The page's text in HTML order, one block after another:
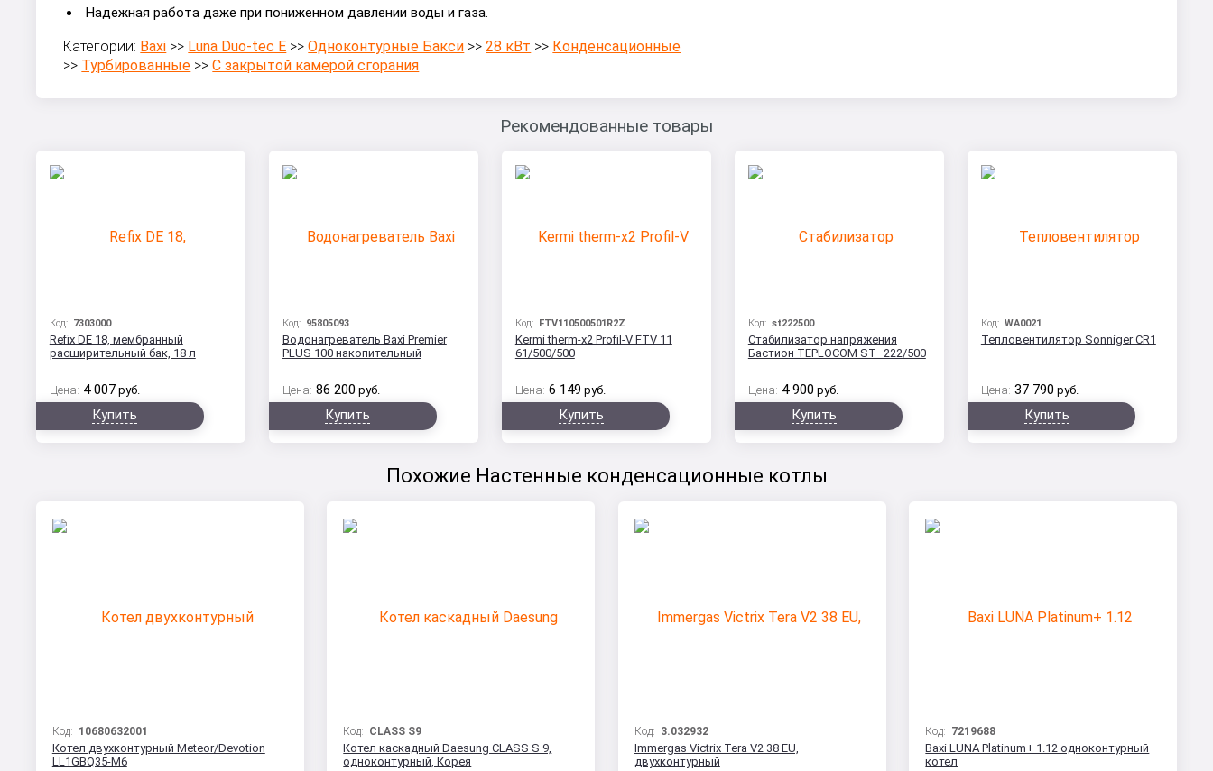
Надежная работа даже при пониженном давлении воды и газа.
Категории: Baxi >> Luna Duo-tec E >>Одноконтурные Бакси >>28 кВт >> Конденсационные
>> Турбированные >>С закрытой камерой сгорания
Рекомендованные товары
Код: 7303000
Refix DE 18, мембранный
расширительный бак, 18 л
Цена: 4 007 руб.
Купить
Код: 95805093
Водонагреватель Baxi Premier
PLUS 100 накопительный
Цена: 86 200 руб.
Купить
Код: FTV110500501R2Z
Kermi therm-x2 Profil-V FTV 11
61/500/500
Цена: 6 149 руб.
Купить
Код: st222500
Стабилизатор напряжения
Бастион TEPLOCOM ST–222/500
Цена: 4 900 руб.
Купить
Код: WA0021
Тепловентилятор Sonniger CR1
Цена: 37 790 руб.
Купить
Похожие Настенные конденсационные котлы
Код: 10680632001
Котел двухконтурный Meteor/Devotion
LL1GBQ35-M6
Код: CLASS S9
Котел каскадный Daesung CLASS S 9,
одноконтурный, Корея
Код: 3.032932
Immergas Victrix Tera V2 38 EU,
двухконтурный
Код: 7219688
Baxi LUNA Platinum+ 1.12 одноконтурный
котел